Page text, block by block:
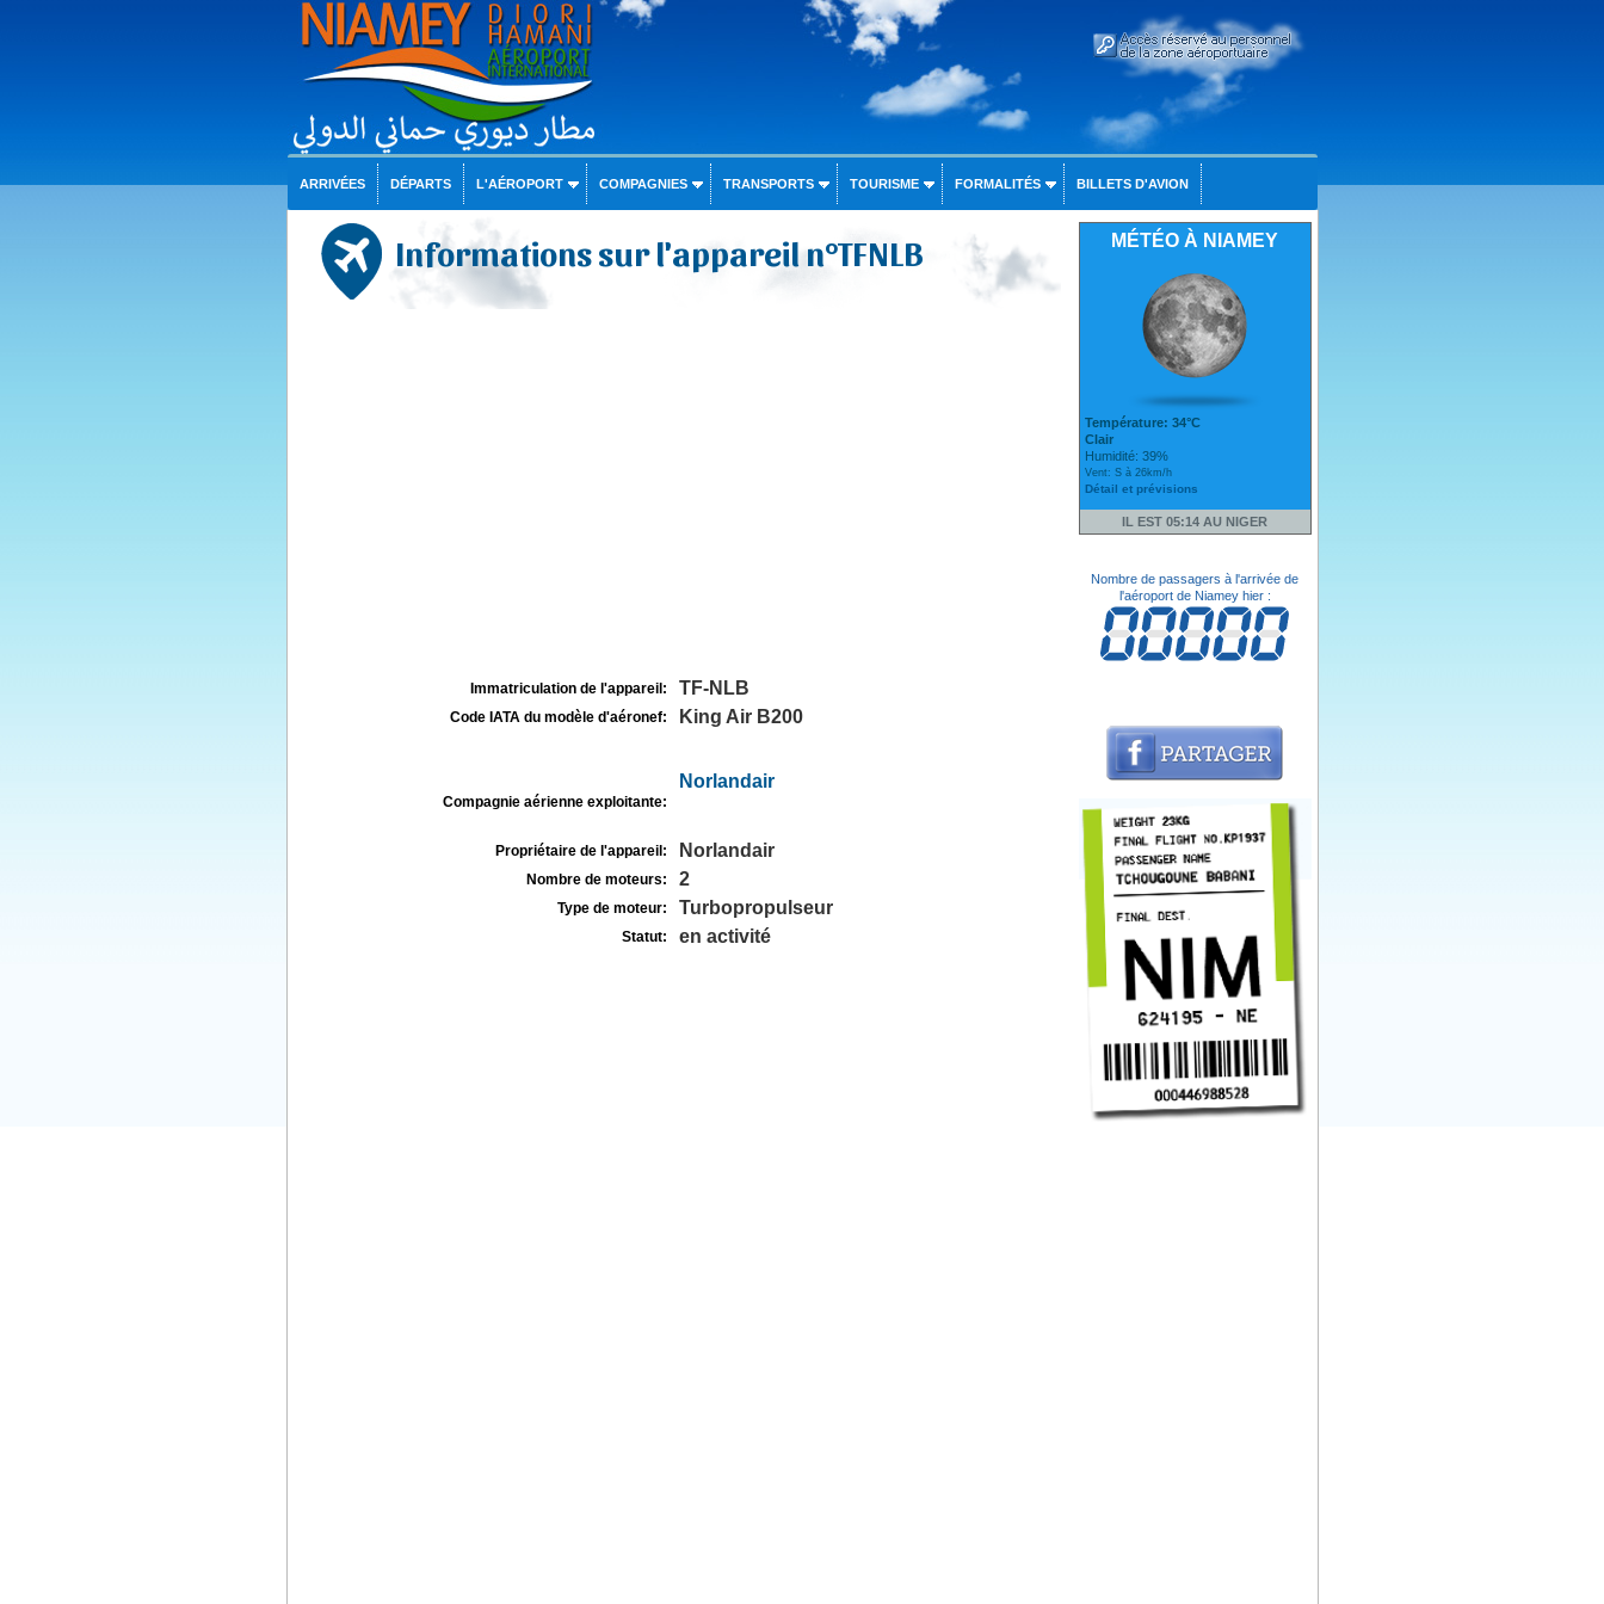
ARRIVÉES DÉPARTS L'AÉROPORT COMPAGNIES TRANSPORTS TOURISME FORMALITÉS BILLETS D'AVION
Informations sur l'appareil n°TFNLB
Immatriculation de l'appareil: TF-NLB
Code IATA du modèle d'aéronef: King Air B200
Compagnie aérienne exploitante:
Norlandair
Propriétaire de l'appareil: Norlandair
Nombre de moteurs: 2
Type de moteur: Turbopropulseur
Statut: en activité
MÉTÉO À NIAMEY
Température: 34°C
Clair
Humidité: 39%
Vent: S à 26km/h
Détail et prévisions
IL EST 05:14 AU NIGER
Nombre de passagers à l'arrivée de
l'aéroport de Niamey hier :